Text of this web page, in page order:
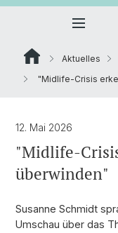
Aktuelles
"Midlife-Crisis
12. Mai 2026
"Midlife-
überwinden"
Susanne Schmidt
Umschau über das